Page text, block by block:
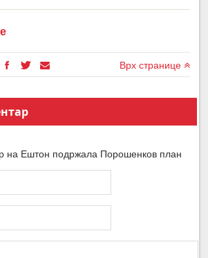
Врх странице
на Ештон подржала Порошенков план